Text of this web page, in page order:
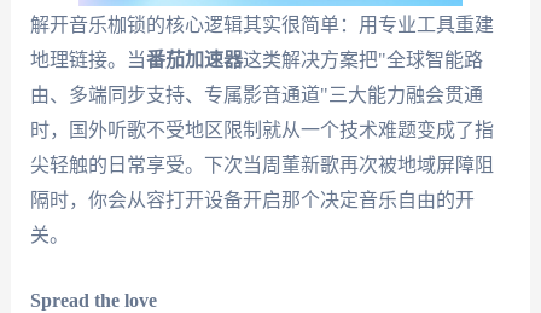
解开音乐枷锁的核心逻辑其实很简单：用专业工具重建
地理链接。当番茄加速器这类解决方案把"全球智能路
由、多端同步支持、专属影音通道"三大能力融会贯通
时，国外听歌不受地区限制就从一个技术难题变成了指
尖轻触的日常享受。下次当周董新歌再次被地域屏障阻
隔时，你会从容打开设备开启那个决定音乐自由的开
关。
Spread the love